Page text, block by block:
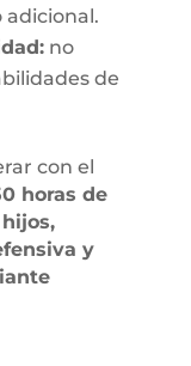
no
de
con el
horas de
y